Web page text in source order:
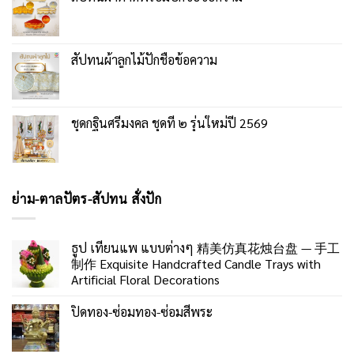
สัปทนผ้าลูกไม้ปักชื่อข้อความ
ชุดกฐินศรีมงคล ชุดที่ ๒ รุ่นใหม่ปี 2569
ย่าม-ตาลปัตร-สัปทน สั่งปัก
ธูป เทียนแพ แบบต่างๆ 精美仿真花烛台盘 — 手工
制作 Exquisite Handcrafted Candle Trays with
Artificial Floral Decorations
ปิดทอง-ซ่อมทอง-ซ่อมสีพระ